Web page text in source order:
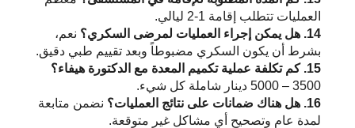
العمليات تتطلب إقامة 1-2 ليالي.
14. هل يمكن إجراء العمليات لمرضى السكري؟
نعم،
بشرط أن يكون السكري مضبوطاً وبعد تقييم طبي دقيق.
15. كم تكلفة عملية تكميم المعدة مع الدكتورة هيفاء؟
3500 – 5000 دينار شاملة كل شيء.
16. هل هناك ضمانات على نتائج العمليات؟
نضمن متابعة
لمدة عام وتصحيح أي مشاكل غير متوقعة.